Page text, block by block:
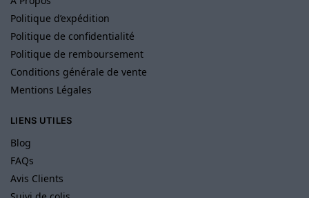
Politique d’expédition
Politique de confidentialité
Politique de remboursement
Conditions générale de vente
Mentions Légales
LIENS UTILES
Blog
FAQs
Avis Clients